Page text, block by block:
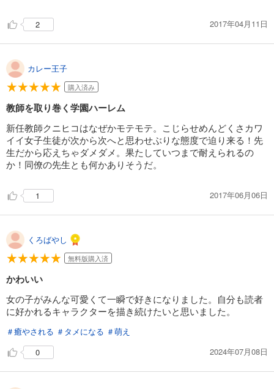
2 2017年04月11日
カレー王子
購入済み
教師を取り巻く学園ハーレム
新任教師クニヒコはなぜかモテモテ。こじらせめんどくさカワ
イイ女子生徒が次から次へと思わせぶりな態度で迫り来る！先
生だから応えちゃダメダメ。果たしていつまで耐えられるの
か！同僚の先生とも何かありそうだ。
1 2017年06月06日
くろばやし
無料版購入済
かわいい
女の子がみんな可愛くて一瞬で好きになりました。自分も読者
に好かれるキャラクターを描き続けたいと思いました。
＃癒やされる ＃タメになる ＃萌え
0
2024年07月08日